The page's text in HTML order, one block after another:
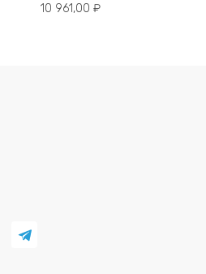
10 961,00 ₽